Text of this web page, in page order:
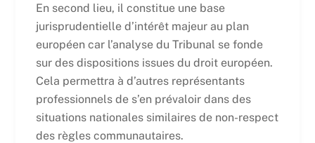
En second lieu, il constitue une base
jurisprudentielle d’intérêt majeur au plan
européen car l’analyse du Tribunal se fonde
sur des dispositions issues du droit européen.
Cela permettra à d’autres représentants
professionnels de s’en prévaloir dans des
situations nationales similaires de non-respect
des règles communautaires.